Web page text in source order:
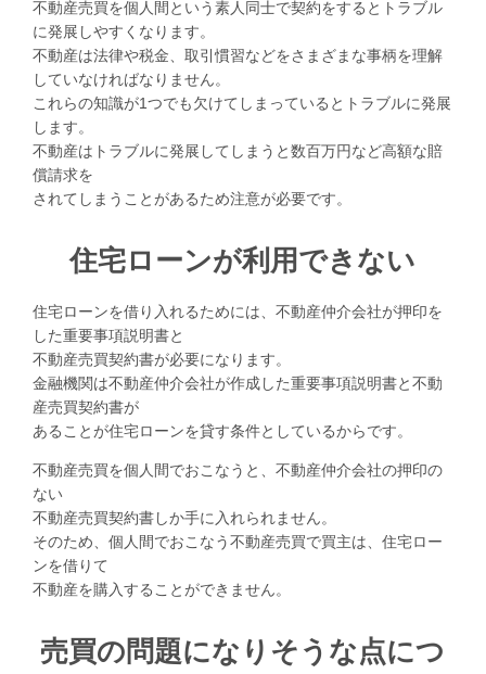
不動産売買を個人間という素人同士で契約をするとトラブル
に発展しやすくなります。
不動産は法律や税金、取引慣習などをさまざまな事柄を理解
していなければなりません。
これらの知識が1つでも欠けてしまっているとトラブルに発展
します。
不動産はトラブルに発展してしまうと数百万円など高額な賠
償請求を
されてしまうことがあるため注意が必要です。
住宅ローンが利用できない
住宅ローンを借り入れるためには、不動産仲介会社が押印を
した重要事項説明書と
不動産売買契約書が必要になります。
金融機関は不動産仲介会社が作成した重要事項説明書と不動
産売買契約書が
あることが住宅ローンを貸す条件としているからです。
不動産売買を個人間でおこなうと、不動産仲介会社の押印の
ない
不動産売買契約書しか手に入れられません。
そのため、個人間でおこなう不動産売買で買主は、住宅ロー
ンを借りて
不動産を購入することができません。
売買の問題になりそうな点につ